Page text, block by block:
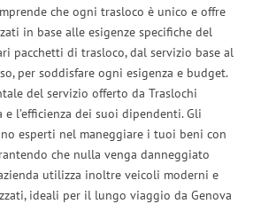
che ogni trasloco è unico e offre
in base alle esigenze specifiche del
pacchetti di trasloco, dal servizio base al
per soddisfare ogni esigenza e budget.
del servizio offerto da Traslochi
e l’efficienza dei suoi dipendenti. Gli
esperti nel maneggiare i tuoi beni con
che nulla venga danneggiato
utilizza inoltre veicoli moderni e
ideali per il lungo viaggio da Genova